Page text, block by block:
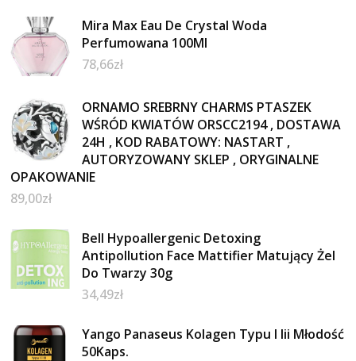
Mira Max Eau De Crystal Woda
Perfumowana 100Ml
78,66zł
ORNAMO SREBRNY CHARMS PTASZEK
WŚRÓD KWIATÓW ORSCC2194 , DOSTAWA
24H , KOD RABATOWY: NASTART ,
AUTORYZOWANY SKLEP , ORYGINALNE
OPAKOWANIE
89,00zł
Bell Hypoallergenic Detoxing
Antipollution Face Mattifier Matujący Żel
Do Twarzy 30g
34,49zł
Yango Panaseus Kolagen Typu I Iii Młodość
50Kaps.